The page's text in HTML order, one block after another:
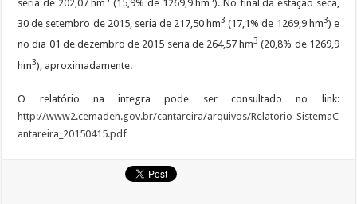
seria de 202,07 hm
(15,9% de 1269,9 hm ). No final da estação seca,
30 de setembro de 2015, seria de 217,50 hm3 (17,1% de 1269,9 hm3) e
no dia 01 de dezembro de 2015 seria de 264,57 hm3 (20,8% de 1269,9
hm3), aproximadamente.
O relatório na integra pode ser consultado no link:
http://www2.cemaden.gov.br/cantareira/arquivos/Relatorio_SistemaC
antareira_20150415.pdf